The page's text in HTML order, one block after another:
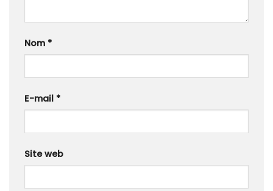
Nom *
E-mail *
Site web